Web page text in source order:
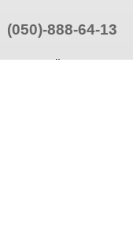
(050)-888-64-13